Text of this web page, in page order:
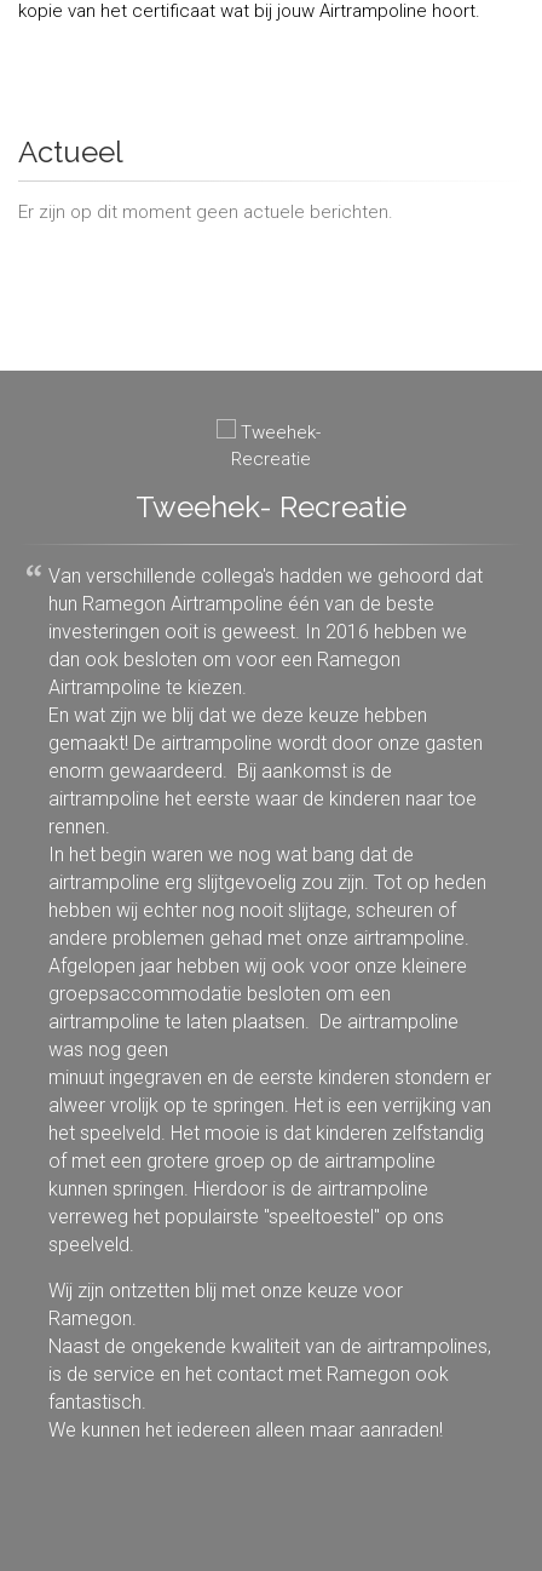
kopie van het certificaat wat bij jouw Airtrampoline hoort.
Actueel
Er zijn op dit moment geen actuele berichten.
Tweehek- Recreatie
Van verschillende collega's hadden we gehoord dat
hun Ramegon Airtrampoline één van de beste
investeringen ooit is geweest. In 2016 hebben we
dan ook besloten om voor een Ramegon
Airtrampoline te kiezen.
En wat zijn we blij dat we deze keuze hebben
gemaakt! De airtrampoline wordt door onze gasten
enorm gewaardeerd. Bij aankomst is de
airtrampoline het eerste waar de kinderen naar toe
rennen.
In het begin waren we nog wat bang dat de
airtrampoline erg slijtgevoelig zou zijn. Tot op heden
hebben wij echter nog nooit slijtage, scheuren of
andere problemen gehad met onze airtrampoline.
Afgelopen jaar hebben wij ook voor onze kleinere
groepsaccommodatie besloten om een
airtrampoline te laten plaatsen. De airtrampoline
was nog geen
minuut ingegraven en de eerste kinderen stondern er
alweer vrolijk op te springen. Het is een verrijking van
het speelveld. Het mooie is dat kinderen zelfstandig
of met een grotere groep op de airtrampoline
kunnen springen. Hierdoor is de airtrampoline
verreweg het populairste "speeltoestel" op ons
speelveld.
Wij zijn ontzetten blij met onze keuze voor
Ramegon.
Naast de ongekende kwaliteit van de airtrampolines,
is de service en het contact met Ramegon ook
fantastisch.
We kunnen het iedereen alleen maar aanraden!